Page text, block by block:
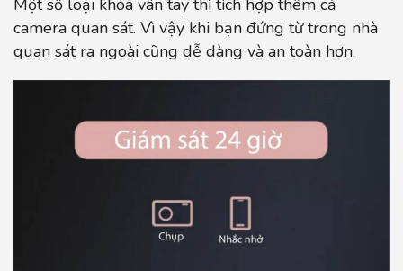
Một số loại khóa vân tay thì tích hợp thêm cả
camera quan sát. Vì vậy khi bạn đứng từ trong nhà
quan sát ra ngoài cũng dễ dàng và an toàn hơn.